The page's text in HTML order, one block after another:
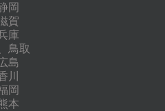
岡
賀
庫
鳥取
島
川
岡
本